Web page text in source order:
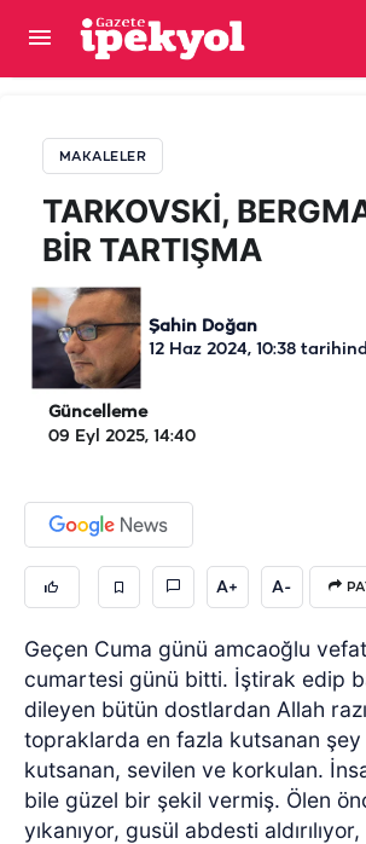
MAKALELER
TARKOVSKİ,
BİR TARTIŞMA
Şahin Doğan
12 Haz 2024, 10:38
Güncelleme
09 Eyl 2025, 14:40
A+ A-
Geçen Cuma günü amcaoğlu
cumartesi günü bitti. İştirak edip
dileyen bütün dostlardan Allah
topraklarda en fazla kutsanan şey
kutsanan, sevilen ve korkulan.
bile güzel bir şekil vermiş. Ölen
yıkanıyor, gusül abdesti
TARKOVSKİ, BERGMAN VE BİR